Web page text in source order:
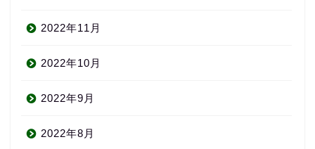
2022年11月
2022年10月
2022年9月
2022年8月